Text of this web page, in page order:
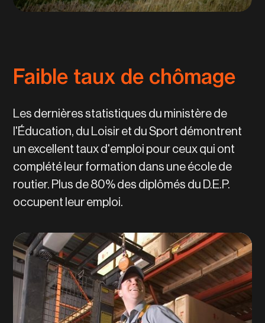
Faible taux de chômage
Les dernières statistiques du ministère de
l'Éducation, du Loisir et du Sport démontrent
un excellent taux d'emploi pour ceux qui ont
complété leur formation dans une école de
routier. Plus de 80% des diplômés du D.E.P.
occupent leur emploi.